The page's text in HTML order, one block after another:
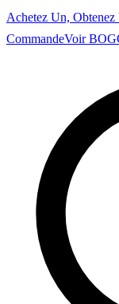
Achetez Un,
CommandeVoir